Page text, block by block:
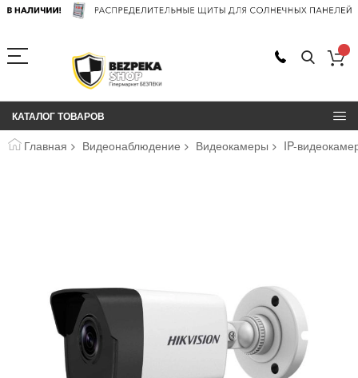
КАТАЛОГ ТОВАРОВ
Главная Видеонаблюдение Видеокамеры IP-